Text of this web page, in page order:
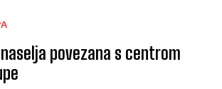
povezana s centrom